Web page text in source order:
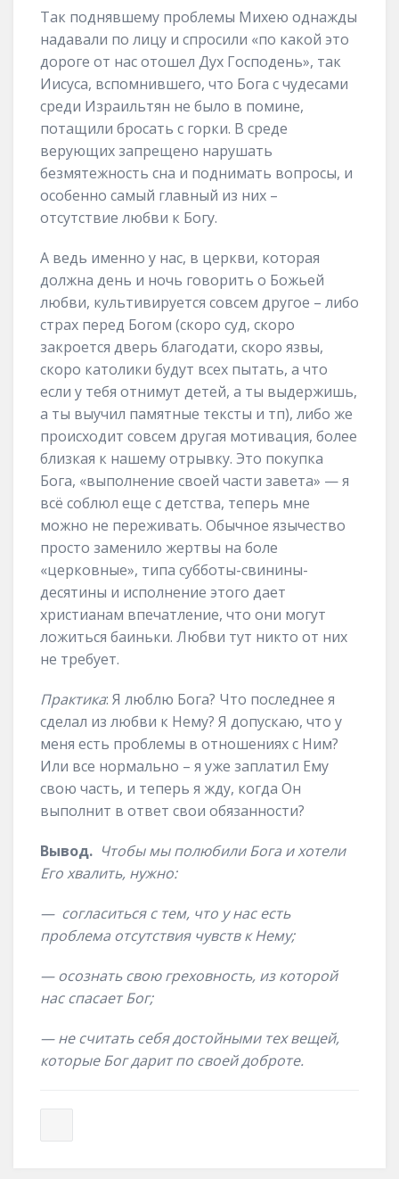
Так поднявшему проблемы Михею однажды
надавали по лицу и спросили «по какой это
дороге от нас отошел Дух Господень», так
Иисуса, вспомнившего, что Бога с чудесами
среди Израильтян не было в помине,
потащили бросать с горки. В среде
верующих запрещено нарушать
безмятежность сна и поднимать вопросы, и
особенно самый главный из них –
отсутствие любви к Богу.
А ведь именно у нас, в церкви, которая
должна день и ночь говорить о Божьей
любви, культивируется совсем другое – либо
страх перед Богом (скоро суд, скоро
закроется дверь благодати, скоро язвы,
скоро католики будут всех пытать, а что
если у тебя отнимут детей, а ты выдержишь,
а ты выучил памятные тексты и тп), либо же
происходит совсем другая мотивация, более
близкая к нашему отрывку. Это покупка
Бога, «выполнение своей части завета» — я
всё соблюл еще с детства, теперь мне
можно не переживать. Обычное язычество
просто заменило жертвы на боле
«церковные», типа субботы-свинины-
десятины и исполнение этого дает
христианам впечатление, что они могут
ложиться баиньки. Любви тут никто от них
не требует.
Практика: Я люблю Бога? Что последнее я
сделал из любви к Нему? Я допускаю, что у
меня есть проблемы в отношениях с Ним?
Или все нормально – я уже заплатил Ему
свою часть, и теперь я жду, когда Он
выполнит в ответ свои обязанности?
Вывод. Чтобы мы полюбили Бога и хотели
Его хвалить, нужно:
— согласиться с тем, что у нас есть
проблема отсутствия чувств к Нему;
— осознать свою греховность, из которой
нас спасает Бог;
— не считать себя достойными тех вещей,
которые Бог дарит по своей доброте.